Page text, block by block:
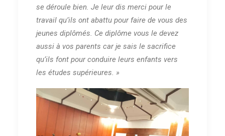
se déroule bien. Je leur dis merci pour le
travail qu’ils ont abattu pour faire de vous des
jeunes diplômés. Ce diplôme vous le devez
aussi à vos parents car je sais le sacrifice
qu’ils font pour conduire leurs enfants vers
les études supérieures. »